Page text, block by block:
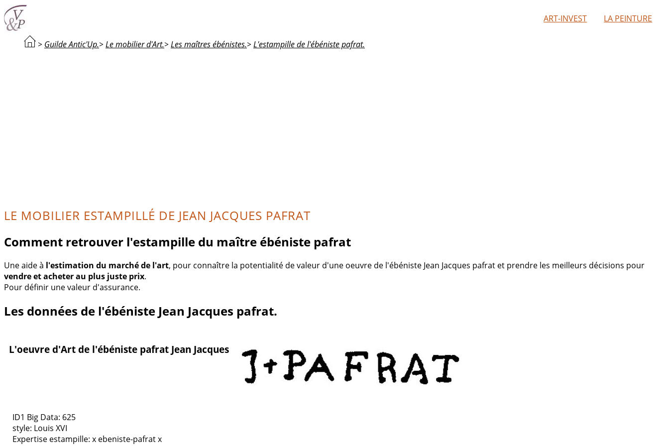
ART-INVEST LA PEINTURE
> Guilde Antic'Up.> Le mobilier d'Art.> Les maîtres ébénistes.> L'estampille de l'ébéniste pafrat.
LE MOBILIER ESTAMPILLÉ DE JEAN JACQUES PAFRAT
Comment retrouver l'estampille du maître ébéniste pafrat
Une aide à l'estimation du marché de l'art, pour connaître la potentialité de valeur d'une oeuvre de l'ébéniste Jean Jacques pafrat et prendre les meilleurs décisions pour
vendre et acheter au plus juste prix.
Pour définir une valeur d'assurance.
Les données de l'ébéniste Jean Jacques pafrat.
L'oeuvre d'Art de l'ébéniste pafrat Jean Jacques
ID1 Big Data: 625
style: Louis XVI
Expertise estampille: x ebeniste-pafrat x